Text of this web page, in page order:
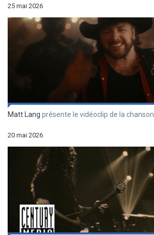
25 mai 2026
Matt Lang présente le vidéoclip de la chanson
20 mai 2026